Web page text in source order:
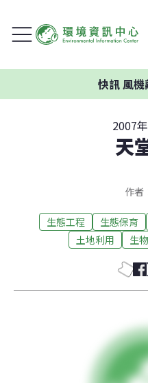
快訊風機離
2007
天
作者
生態工程 生態保育
土地利用
生